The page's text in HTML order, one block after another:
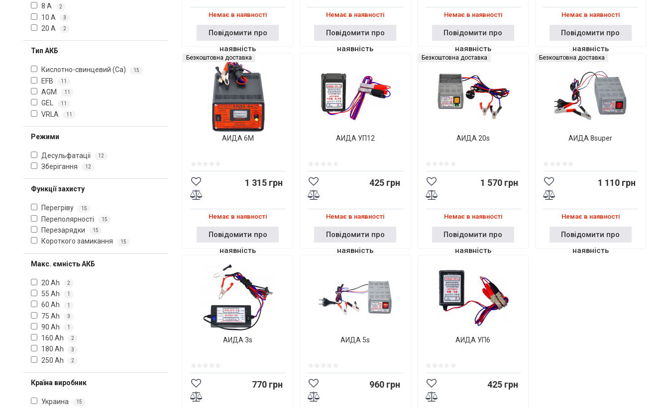
8 А 2
10 А 3
20 А 2
Тип АКБ
Кислотно-свинцевий (Ca) 15
EFB 11
AGM 11
GEL 11
VRLA 11
Режими
Десульфатаціі 12
Зберігання 12
Функції захисту
Перегріву 15
Переполярності 15
Перезарядки 15
Короткого замикання 15
Макс. ємність АКБ
20 Ah 2
55 Ah 1
60 Ah 1
75 Ah 3
90 Ah 1
160 Ah 2
180 Ah 3
250 Ah 2
Країна виробник
Украина 15
Немає в наявності
Повідомити про
наявність
Немає в наявності
Повідомити про
наявність
Немає в наявності
Повідомити про
наявність
Немає в наявності
Повідомити про
наявність
Безкоштовна доставка
АИДА 6М
1 315 грн
Немає в наявності
Повідомити про
наявність
АИДА УП12
425 грн
Немає в наявності
Повідомити про
наявність
Безкоштовна доставка
АИДА 20s
1 570 грн
Немає в наявності
Повідомити про
наявність
Безкоштовна доставка
АИДА 8super
1 110 грн
Немає в наявності
Повідомити про
наявність
АИДА 3s
770 грн
АИДА 5s
960 грн
АИДА УП6
425 грн